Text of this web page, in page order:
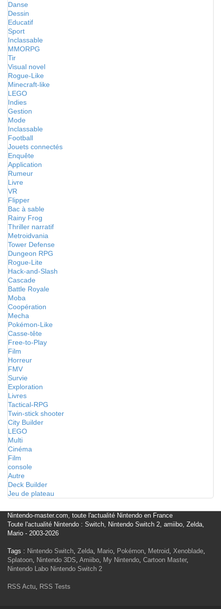
Danse
Dessin
Educatif
Sport
Inclassable
MMORPG
Tir
Visual novel
Rogue-Like
Minecraft-like
LEGO
Indies
Gestion
Mode
Inclassable
Football
Jouets connectés
Enquête
Application
Rumeur
Livre
VR
Flipper
Bac à sable
Rainy Frog
Thriller narratif
Metroidvania
Tower Defense
Dungeon RPG
Rogue-Lite
Hack-and-Slash
Cascade
Battle Royale
Moba
Coopération
Mecha
Pokémon-Like
Casse-tête
Free-to-Play
Film
Horreur
FMV
Survie
Exploration
Livres
Tactical-RPG
Twin-stick shooter
City Builder
LEGO
Multi
Cinéma
Film
console
Autre
Deck Builder
Jeu de plateau
Nintendo-master.com, toute l'actualité Nintendo en France
Toute l'actualité Nintendo : Switch, Nintendo Switch 2, amiibo, Zelda,
Mario - 2003-2026
Tags : Nintendo Switch, Zelda, Mario, Pokémon, Metroid, Xenoblade,
Splatoon, Nintendo 3DS, Amiibo, My Nintendo, Cartoon Master,
Nintendo Labo Nintendo Switch 2
RSS Actu, RSS Tests